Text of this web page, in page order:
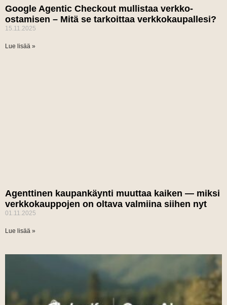
Google Agentic Checkout mullistaa verkko-
ostamisen – Mitä se tarkoittaa verkkokaupallesi?
15.11.2025
Lue lisää »
Agenttinen kaupankäynti muuttaa kaiken — miksi
verkkokauppojen on oltava valmiina siihen nyt
01.11.2025
Lue lisää »